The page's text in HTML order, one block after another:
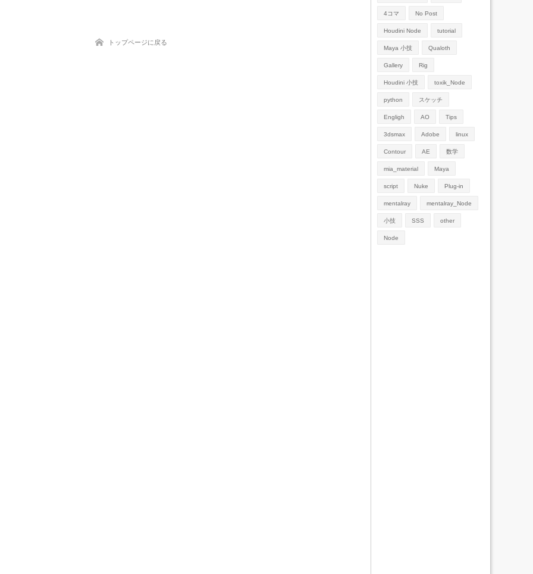
トップページに戻る
4コマ No Post
Houdini Node tutorial
Maya 小技 Qualoth
Gallery Rig
Houdini 小技 toxik_Node
python スケッチ
Engligh AO Tips
3dsmax Adobe linux
Contour AE 数学
mia_material Maya
script Nuke Plug-in
mentalray mentalray_Node
小技 SSS other
Node